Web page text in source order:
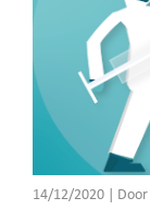
14/12/2020 Door